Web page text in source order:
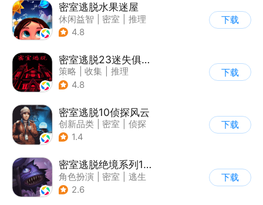
密室逃脱水果迷屋
休闲益智 密室
推理
| 密室逃脱
4.8
下载
密室逃脱23迷失俱乐部
策略 收集
推理
| 密室逃脱
4.8
下载
密室逃脱10侦探风云
创新品类 密室
侦探
| 密室逃脱
1.4
下载
密室逃脱绝境系列10寻梦大作战
角色扮演 密室
逃生
| 密室逃脱
2.6
下载